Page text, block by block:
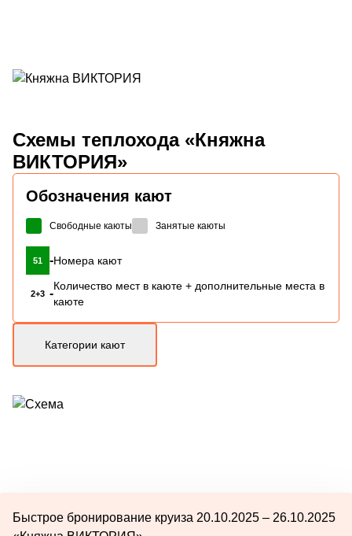
Схемы теплохода «Княжна
ВИКТОРИЯ»
Обозначения кают
Свободные каюты Занятые каюты
51 -Номера кают
2+3 -
Количество мест в каюте + дополнительные места в
каюте
Категории кают
Быстрое бронирование круиза 20.10.2025 – 26.10.2025